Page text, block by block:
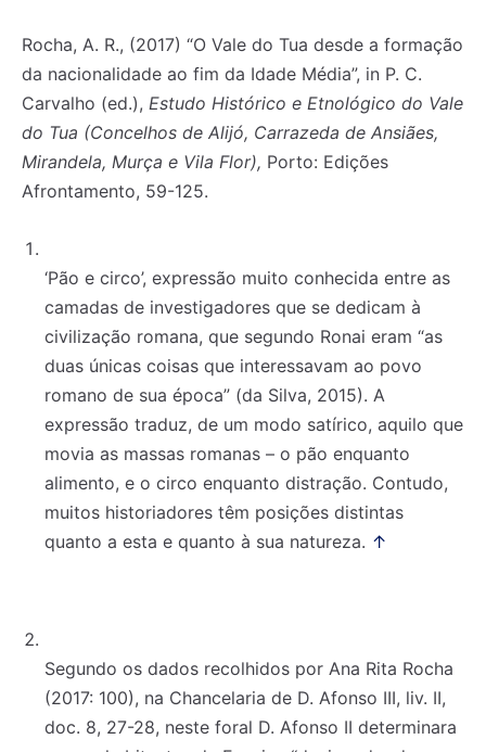
Rocha, A. R., (2017) “O Vale do Tua desde a formação
da nacionalidade ao fim da Idade Média”, in P. C.
Carvalho (ed.), Estudo Histórico e Etnológico do Vale
do Tua (Concelhos de Alijó, Carrazeda de Ansiães,
Mirandela, Murça e Vila Flor), Porto: Edições
Afrontamento, 59-125.
‘Pão e circo’, expressão muito conhecida entre as
camadas de investigadores que se dedicam à
civilização romana, que segundo Ronai eram “as
duas únicas coisas que interessavam ao povo
romano de sua época” (da Silva, 2015). A
expressão traduz, de um modo satírico, aquilo que
movia as massas romanas – o pão enquanto
alimento, e o circo enquanto distração. Contudo,
muitos historiadores têm posições distintas
quanto a esta e quanto à sua natureza. ↑
Segundo os dados recolhidos por Ana Rita Rocha
(2017: 100), na Chancelaria de D. Afonso III, liv. II,
doc. 8, 27-28, neste foral D. Afonso II determinara